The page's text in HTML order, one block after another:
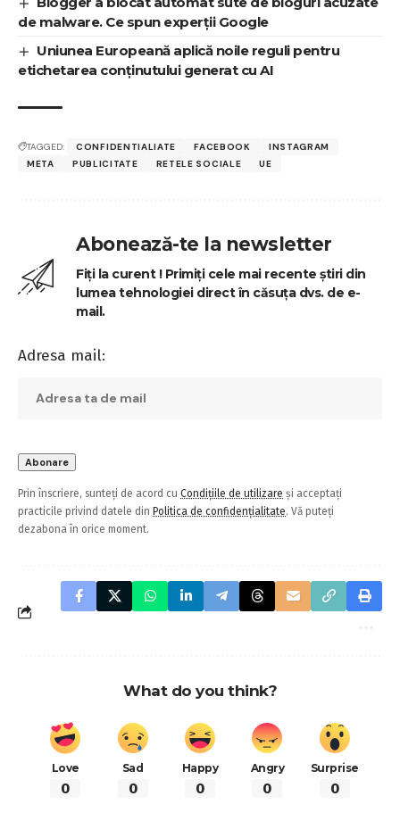
de malware. Ce spun experții Google
Uniunea Europeană aplică noile reguli pentru
etichetarea conținutului generat cu AI
TAGGED: CONFIDENTIALIATE FACEBOOK
INSTAGRAM
META
PUBLICITATE RETELE SOCIALE UE
Abonează-te la newsletter
Fiți la curent ! Primiți cele mai recente știri din
lumea tehnologiei direct în căsuța dvs. de e-
mail.
Adresa mail:
Prin înscriere, sunteți de acord cu Condițiile de utilizare și acceptați
practicile privind datele din Politica de confidențialitate. Vă puteți
dezabona în orice moment.
What do you think?
Love
0
Sad
0
Happy
0
Angry
0
Surprise
0